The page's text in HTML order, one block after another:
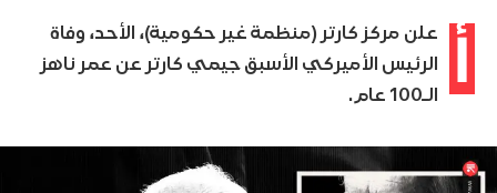
أ
علن مركز كارتر (منظمة غير حكومية)، الأحد، وفاة
الرئيس الأميركي الأسبق جيمي كارتر عن عمر ناهز
الـ100 عام.